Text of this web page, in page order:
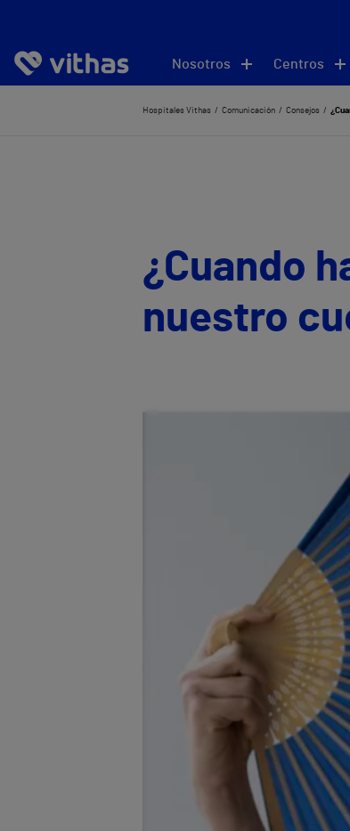
Nosotros Centros
Hospitales Vithas Comunicación Consejos
¿Cuando
nuestro